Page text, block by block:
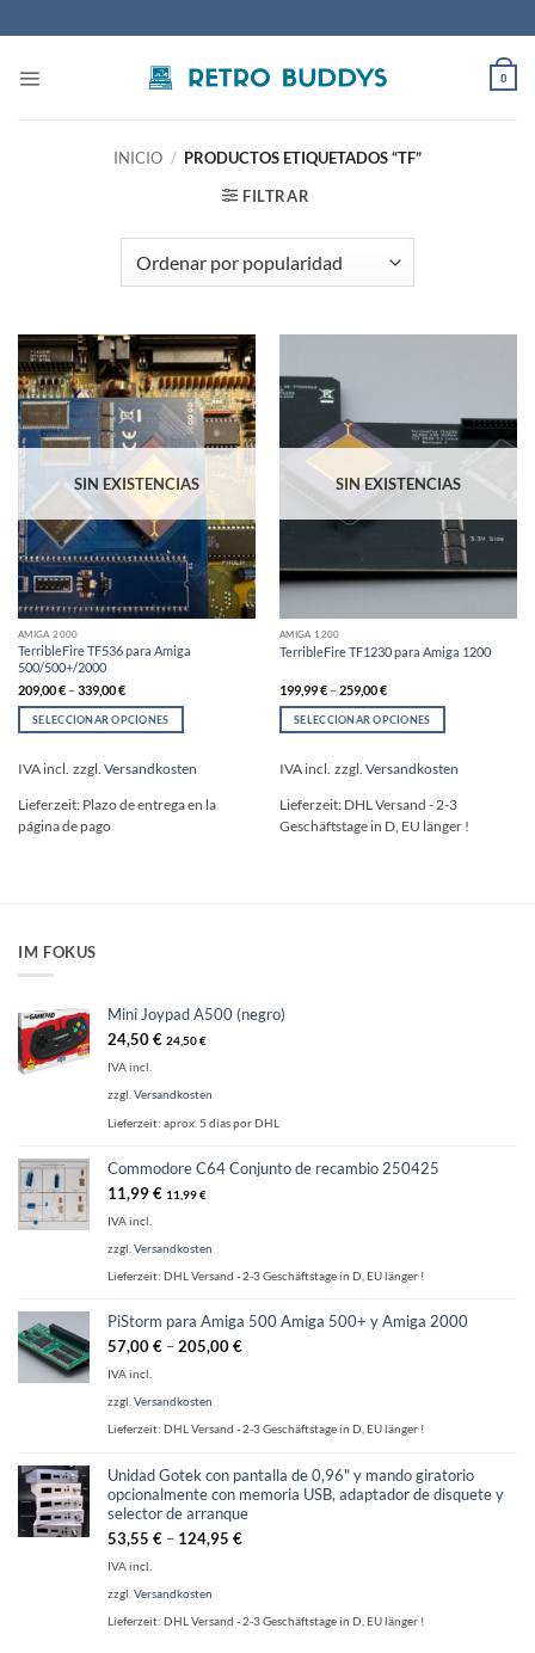
al
0
INICIO / PRODUCTOS ETIQUETADOS “TF”
FILTRAR
SIN EXISTENCIAS
AMIGA 2000
TerribleFire TF536 para Amiga
500/500+/2000
209,00€–339,00€
SELECCIONAR OPCIONES
producto
múltiples
variantes.
en
producto
IVA incl. zzgl. Versandkosten
Lieferzeit: Plazo de entrega en la
página de pago
SIN EXISTENCIAS
AMIGA 1200
TerribleFire TF1230 para Amiga 1200
199,99€–259,00€
SELECCIONAR OPCIONES
producto
múltiples
variantes.
de
producto
IVA incl. zzgl. Versandkosten
Lieferzeit: DHL Versand - 2-3
Geschäftstage in D, EU länger !
IM FOKUS
Mini Joypad A500 (negro)
24,50€ 24,50€
IVA incl.
zzgl.Versandkosten
Lieferzeit: aprox. 5 días por DHL
Commodore C64 Conjunto de recambio 250425
11,99€ 11,99€
IVA incl.
zzgl. Versandkosten
Lieferzeit: DHL Versand - 2-3 Geschäftstage in D, EU länger !
PiStorm para Amiga 500 Amiga 500+ y Amiga 2000
57,00€ –205,00€
IVA incl.
zzgl. Versandkosten
Lieferzeit: DHL Versand - 2-3 Geschäftstage in D, EU länger !
Unidad Gotek con pantalla de 0,96" y mando giratorio
opcionalmente con memoria USB, adaptador de disquete y
selector de arranque
53,55 € – 124,95 €
IVA incl.
zzgl. Versandkosten
Lieferzeit: DHL Versand - 2-3 Geschäftstage in D, EU länger !